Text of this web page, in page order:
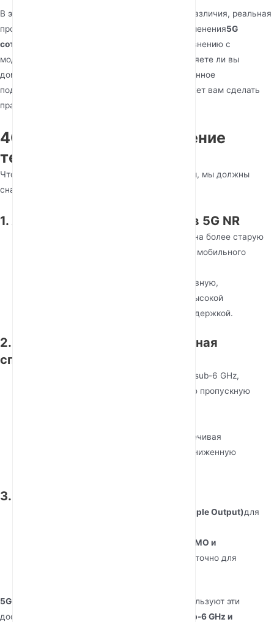
В этой статье рассматриваются технические различия, реальная
производительность и ключевые области применения5G
сотовых маршрутизаторов Junhaoyue
по сравнению с
моделями 4G LTE. Независимо от того, обновляете ли вы
домашнюю сеть или оптимизируете промышленное
подключение, понимание этих различий поможет вам сделать
правильный выбор.
4G LTE против 5G: сравнение
технической основы
Чтобы понять, почему 5G меняет правила игры, мы должны
сначала изучить базовые технологии:
1. Архитектура сети: LTE против 5G NR
опирается на более старую
инфраструктуру, оптимизированную для мобильного
вводит более эффективную,
масштабируемую архитектуру с более высокой
пропускной способностью и меньшей задержкой.
2. Диапазоны частот и пропускная
способность
в основном работает на частотах sub-6 GHz,
предлагая стабильную, но ограниченную пропускную
(миллиметровые волны), обеспечивая
сверхбыстрые скорости (до 10 Gbps) и сниженную
3. MIMO и Beamforming
MIMO (Multiple Input Multiple Output)для
5G улучшает это с помощью Massive MIMO и
, направляя сигналы более точно для
5G сотовые маршрутизаторы Junhaoyue
используют эти
достижения, интегрируя
5G NR, поддержку sub-6 GHz и